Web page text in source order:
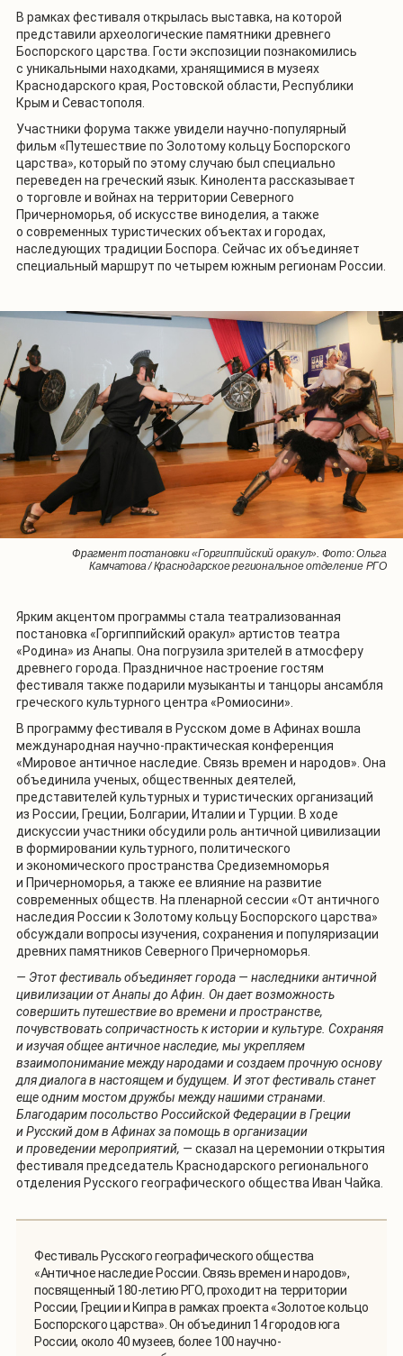
В рамках фестиваля открылась выставка, на которой
представили археологические памятники древнего
Боспорского царства. Гости экспозиции познакомились
с уникальными находками, хранящимися в музеях
Краснодарского края, Ростовской области, Республики
Крым и Севастополя.
Участники форума также увидели научно-популярный
фильм «Путешествие по Золотому кольцу Боспорского
царства», который по этому случаю был специально
переведен на греческий язык. Кинолента рассказывает
о торговле и войнах на территории Северного
Причерноморья, об искусстве виноделия, а также
о современных туристических объектах и городах,
наследующих традиции Боспора. Сейчас их объединяет
специальный маршрут по четырем южным регионам России.
Фрагмент постановки «Горгиппийский оракул». Фото: Ольга
Камчатова / Краснодарское региональное отделение РГО
Выступление ансамбля греческого культурного центра «Ромиосини».
Фото: Ольга Камчатова / Краснодарское региональное отделение РГО
Ярким акцентом программы стала театрализованная
постановка «Горгиппийский оракул» артистов театра
«Родина» из Анапы. Она погрузила зрителей в атмосферу
древнего города. Праздничное настроение гостям
фестиваля также подарили музыканты и танцоры ансамбля
греческого культурного центра «Ромиосини».
В программу фестиваля в Русском доме в Афинах вошла
международная научно-практическая конференция
«Мировое античное наследие. Связь времен и народов». Она
объединила ученых, общественных деятелей,
представителей культурных и туристических организаций
из России, Греции, Болгарии, Италии и Турции. В ходе
дискуссии участники обсудили роль античной цивилизации
в формировании культурного, политического
и экономического пространства Средиземноморья
и Причерноморья, а также ее влияние на развитие
современных обществ. На пленарной сессии «От античного
наследия России к Золотому кольцу Боспорского царства»
обсуждали вопросы изучения, сохранения и популяризации
древних памятников Северного Причерноморья.
— Этот фестиваль объединяет города — наследники античной
цивилизации от Анапы до Афин. Он дает возможность
совершить путешествие во времени и пространстве,
почувствовать сопричастность к истории и культуре. Сохраняя
и изучая общее античное наследие, мы укрепляем
взаимопонимание между народами и создаем прочную основу
для диалога в настоящем и будущем. И этот фестиваль станет
еще одним мостом дружбы между нашими странами.
Благодарим посольство Российской Федерации в Греции
и Русский дом в Афинах за помощь в организации
и проведении мероприятий, — сказал на церемонии открытия
фестиваля председатель Краснодарского регионального
отделения Русского географического общества Иван Чайка.
Фестиваль Русского географического общества
«Античное наследие России. Связь времен и народов»,
посвященный 180-летию РГО, проходит на территории
России, Греции и Кипра в рамках проекта «Золотое кольцо
Боспорского царства». Он объединил 14 городов юга
России, около 40 музеев, более 100 научно-